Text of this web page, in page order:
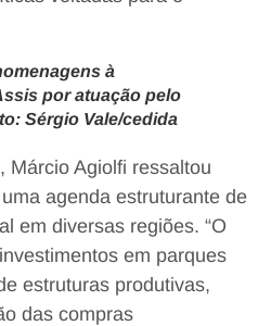
à
por atuação pelo
Sérgio Vale/cedida
Márcio Agiolfi ressaltou
agenda estruturante de
em diversas regiões. “O
em parques
estruturas produtivas,
das compras